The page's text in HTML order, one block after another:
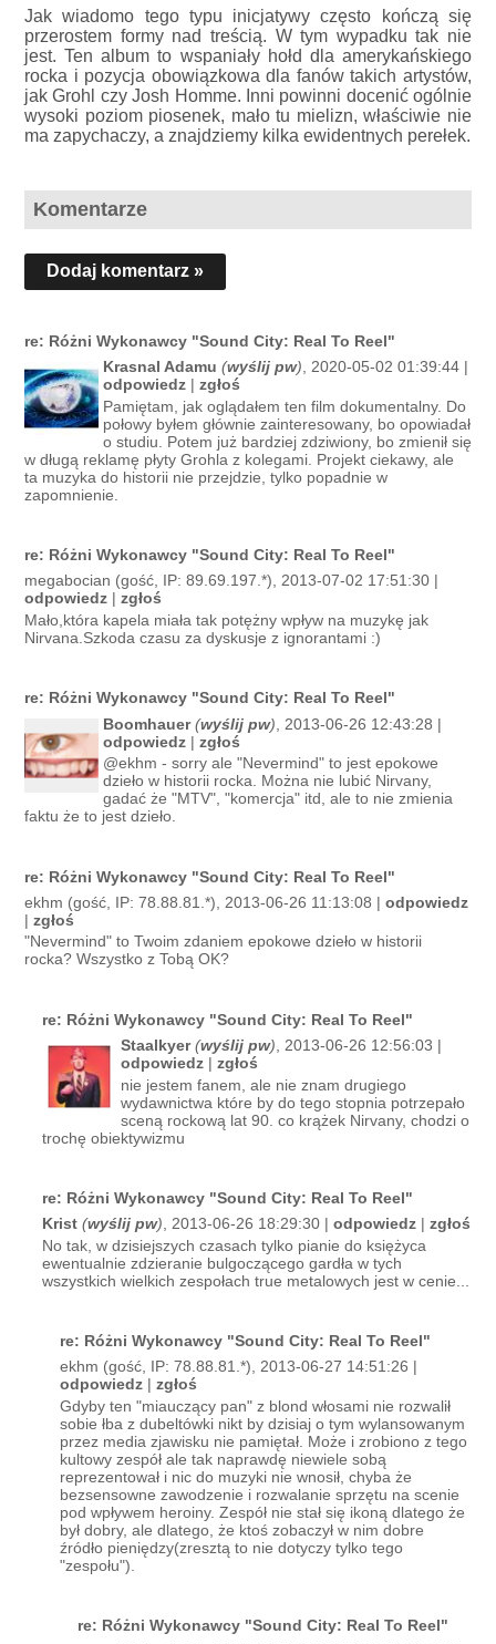
Jak wiadomo tego typu inicjatywy często kończą się
przerostem formy nad treścią. W tym wypadku tak nie
jest. Ten album to wspaniały hołd dla amerykańskiego
rocka i pozycja obowiązkowa dla fanów takich artystów,
jak Grohl czy Josh Homme. Inni powinni docenić ogólnie
wysoki poziom piosenek, mało tu mielizn, właściwie nie
ma zapychaczy, a znajdziemy kilka ewidentnych perełek.
Komentarze
Dodaj komentarz »
re: Różni Wykonawcy "Sound City: Real To Reel"
Krasnal Adamu (wyślij pw), 2020-05-02 01:39:44 |
odpowiedz| zgłoś
Pamiętam, jak oglądałem ten film dokumentalny. Do
połowy byłem głównie zainteresowany, bo opowiadał
o studiu. Potem już bardziej zdziwiony, bo zmienił się
w długą reklamę płyty Grohla z kolegami. Projekt ciekawy, ale
ta muzyka do historii nie przejdzie, tylko popadnie w
zapomnienie.
re: Różni Wykonawcy "Sound City: Real To Reel"
megabocian (gość, IP: 89.69.197.*), 2013-07-02 17:51:30 |
odpowiedz |zgłoś
Mało,która kapela miała tak potężny wpływ na muzykę jak
Nirvana.Szkoda czasu za dyskusje z ignorantami :)
re: Różni Wykonawcy "Sound City: Real To Reel"
Boomhauer (wyślij pw) , 2013-06-26 12:43:28 |
odpowiedz| zgłoś
@ekhm - sorry ale "Nevermind" to jest epokowe
dzieło w historii rocka. Można nie lubić Nirvany,
gadać że "MTV", "komercja" itd, ale to nie zmienia
faktu że to jest dzieło.
re: Różni Wykonawcy "Sound City: Real To Reel"
ekhm (gość, IP: 78.88.81.*), 2013-06-26 11:13:08 |odpowiedz
|zgłoś
"Nevermind" to Twoim zdaniem epokowe dzieło w historii
rocka? Wszystko z Tobą OK?
re: Różni Wykonawcy "Sound City: Real To Reel"
Staalkyer (wyślij pw) , 2013-06-26 12:56:03 |
odpowiedz| zgłoś
nie jestem fanem, ale nie znam drugiego
wydawnictwa które by do tego stopnia potrzepało
sceną rockową lat 90. co krążek Nirvany, chodzi o
trochę obiektywizmu
re: Różni Wykonawcy "Sound City: Real To Reel"
Krist (wyślij pw) , 2013-06-26 18:29:30 |odpowiedz |zgłoś
No tak, w dzisiejszych czasach tylko pianie do księżyca
ewentualnie zdzieranie bulgoczącego gardła w tych
wszystkich wielkich zespołach true metalowych jest w cenie...
re: Różni Wykonawcy "Sound City: Real To Reel"
ekhm (gość, IP: 78.88.81.*), 2013-06-27 14:51:26 |
odpowiedz |zgłoś
Gdyby ten "miauczący pan" z blond włosami nie rozwalił
sobie łba z dubeltówki nikt by dzisiaj o tym wylansowanym
przez media zjawisku nie pamiętał. Może i zrobiono z tego
kultowy zespół ale tak naprawdę niewiele sobą
reprezentował i nic do muzyki nie wnosił, chyba że
bezsensowne zawodzenie i rozwalanie sprzętu na scenie
pod wpływem heroiny. Zespół nie stał się ikoną dlatego że
był dobry, ale dlatego, że ktoś zobaczył w nim dobre
źródło pieniędzy(zresztą to nie dotyczy tylko tego
"zespołu").
re: Różni Wykonawcy "Sound City: Real To Reel"